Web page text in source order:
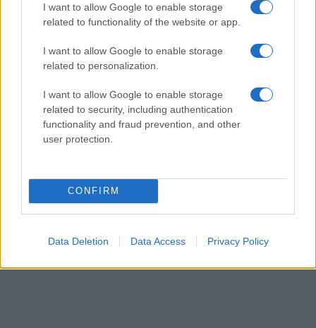
I want to allow Google to enable storage
related to functionality of the website or app.
I want to allow Google to enable storage
related to personalization.
I want to allow Google to enable storage
related to security, including authentication
functionality and fraud prevention, and other
user protection.
CONFIRM
Data Deletion Data Access Privacy Policy